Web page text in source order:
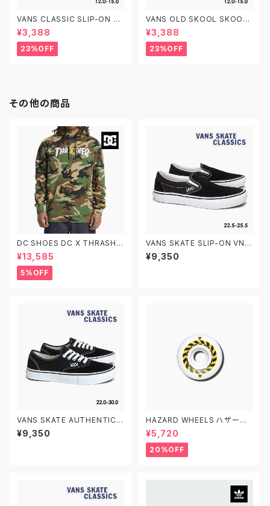
VANS CLASSIC SLIP-ON T
VN000EX8BWW CHECKER
BOARD 12.0-15.0 ヴァンズ ク
ラシック スリッポン ベビーシュ
ーズ
¥3,388
23%OFF
VANS OLD SKOOL SKOOL
V TD VN0A38JNP0S PRIM
ARY CHECK BLACK/WHITE
12.0-15.0 ヴァンズ オールドス
クール ベルクロ ベビーシューズ
¥3,388
23%OFF
その他の商品
DC SHOES DC X THRASHE
R PH ディーシーシューズ スラッ
シャー プルオーバーフーディ ス
ウェットパーカー DPO233002
XCGK
¥13,585
5%OFF
VANS SKATE SLIP-ON VN0
A5FCAY28 22.0-30.0 ヴァン
ズ スケートスリッポン
¥9,350
VANS SKATE AUTHENTIC V
N0A5FC8Y28 22.0-30.0 ヴ
ァンズ スケートオーセンティック
¥9,350
HAZARD WHEELS ハザード
ウィール CITY PARK+ CONIC
AL SURELOCK SIGN スケー
トボード 52MM/54MM 101A
¥5,720
20%OFF